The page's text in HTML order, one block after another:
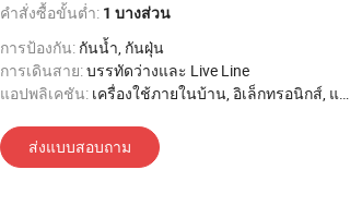
คำสั่งซื้อขั้นต่ำ: 1 บางส่วน
การป้องกัน: กันน้ำ, กันฝุ่น
การเดินสาย:บรรทัดว่างและ Live Line
แอปพลิเคชัน: เครื่องใช้ภายในบ้าน, อิเล็กทรอนิกส์, แสงสว่าง, อุตสาหกรรม, อพาร์ทเมนท์ / วิลล่า, โรงแรม, การค้า, หน้าแรก
ส่งแบบสอบถาม